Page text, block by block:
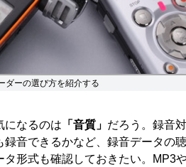
ダーの選び方を紹介する
なるのは 「音質」 だろう。録音
音できるかなど、録音データの
形式も確認しておきたい。MP3